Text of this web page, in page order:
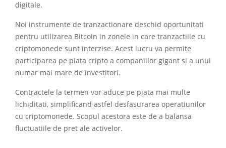
digitale.
Noi instrumente de tranzactionare deschid oportunitati
pentru utilizarea Bitcoin in zonele in care tranzactiile cu
criptomonede sunt interzise. Acest lucru va permite
participarea pe piata cripto a companiilor gigant si a unui
numar mai mare de investitori.
Contractele la termen vor aduce pe piata mai multe
lichiditati, simplificand astfel desfasurarea operatiunilor
cu criptomonede. Scopul acestora este de a balansa
fluctuatiile de pret ale activelor.